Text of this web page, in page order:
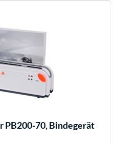
PB200-70, Bindegerät